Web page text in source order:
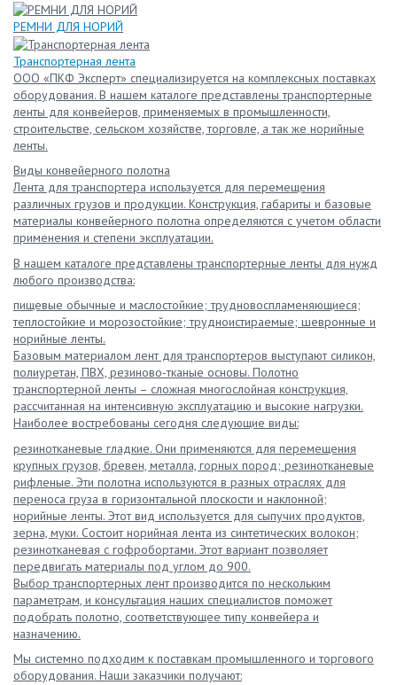
РЕМНИ ДЛЯ НОРИЙ
Транспортерная лента
ООО «ПКФ Эксперт» специализируется на комплексных поставках
оборудования. В нашем каталоге представлены транспортерные
ленты для конвейеров, применяемых в промышленности,
строительстве, сельском хозяйстве, торговле, а так же норийные
ленты.
Виды конвейерного полотна
Лента для транспортера используется для перемещения
различных грузов и продукции. Конструкция, габариты и базовые
материалы конвейерного полотна определяются с учетом области
применения и степени эксплуатации.
В нашем каталоге представлены транспортерные ленты для нужд
любого производства:
пищевые обычные и маслостойкие; трудновоспламеняющиеся;
теплостойкие и морозостойкие; трудноистираемые; шевронные и
норийные ленты.
Базовым материалом лент для транспортеров выступают силикон,
полиуретан, ПВХ, резиново-тканые основы. Полотно
транспортерной ленты – сложная многослойная конструкция,
рассчитанная на интенсивную эксплуатацию и высокие нагрузки.
Наиболее востребованы сегодня следующие виды:
резинотканевые гладкие. Они применяются для перемещения
крупных грузов, бревен, металла, горных пород; резинотканевые
рифленые. Эти полотна используются в разных отраслях для
переноса груза в горизонтальной плоскости и наклонной;
норийные ленты. Этот вид используется для сыпучих продуктов,
зерна, муки. Состоит норийная лента из синтетических волокон;
резинотканевая с гофробортами. Этот вариант позволяет
передвигать материалы под углом до 900.
Выбор транспортерных лент производится по нескольким
параметрам, и консультация наших специалистов поможет
подобрать полотно, соответствующее типу конвейера и
назначению.
Мы системно подходим к поставкам промышленного и торгового
оборудования. Наши заказчики получают: